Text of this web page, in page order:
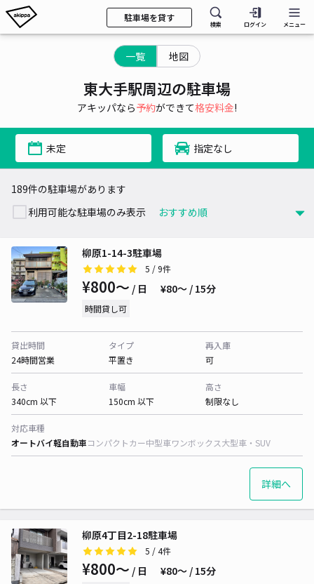
駐車場を貸す
検索 ログイン メニュー
一覧 地図
東大手駅周辺の駐車場
アキッパなら予約ができて格安料金!
未定 指定なし
189件の駐車場があります
利用可能な駐車場のみ表示
柳原1-14-3駐車場
5 / 9件
¥800〜 / 日 ¥80〜 / 15分
時間貸し可
貸出時間
24時間営業
タイプ
平置き
再入庫
可
長さ
340cm 以下
車幅
150cm 以下
高さ
制限なし
対応車種
オートバイ軽自動車コンパクトカー中型車ワンボックス大型車・SUV
詳細へ
柳原4丁目2-18駐車場
5 / 4件
¥800〜 / 日 ¥80〜 / 15分